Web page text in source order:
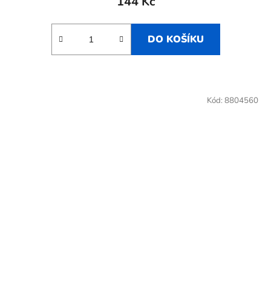
DO KOŠÍKU
Kód: 8804560